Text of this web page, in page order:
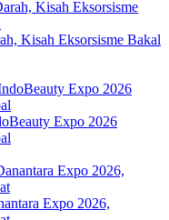
Kisah Eksorsisme Bakal
Expo 2026
Expo 2026,